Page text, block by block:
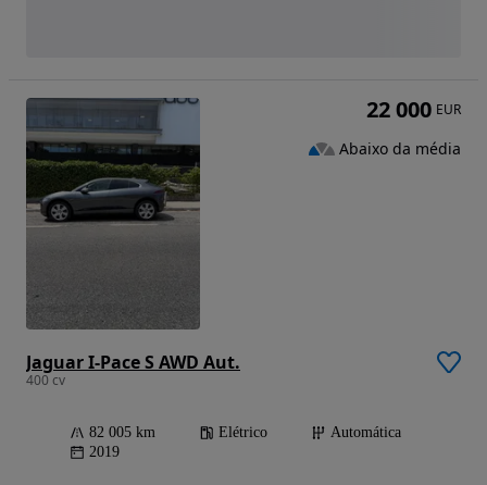
Jaguar I-Pace S AWD Aut.
400 cv
82 005 km Elétrico
Automática
2019
22 000 EUR
Abaixo da média